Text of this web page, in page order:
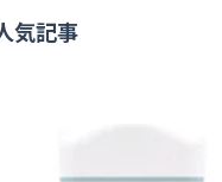
気記事